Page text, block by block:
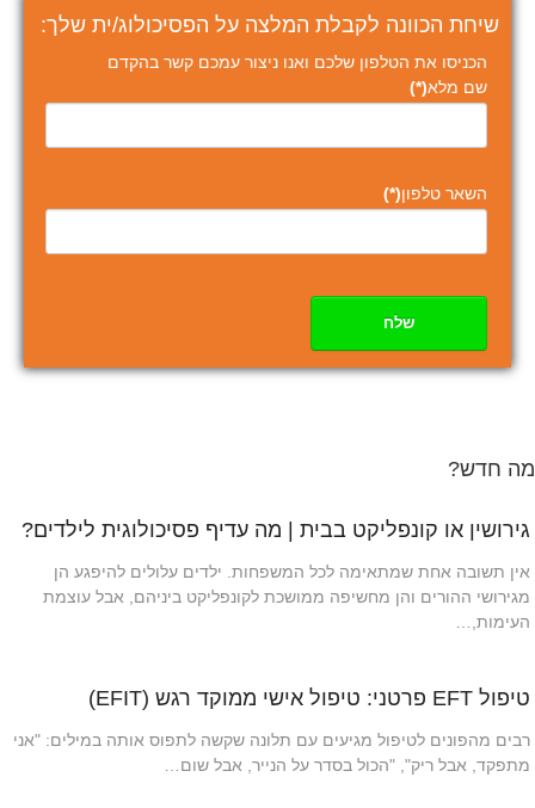
שיחת הכוונה לקבלת המלצה על הפסיכולוג/ית שלך:
הכניסו את הטלפון שלכם ואנו ניצור עמכם קשר בהקדם
שם מלא(*)
השאר טלפון(*)
שלח
מה חדש?
גירושין או קונפליקט בבית | מה עדיף פסיכולוגית לילדים?
אין תשובה אחת שמתאימה לכל המשפחות. ילדים עלולים להיפגע הן
מגירושי ההורים והן מחשיפה ממושכת לקונפליקט ביניהם, אבל עוצמת
העימות,…
טיפול EFT פרטני: טיפול אישי ממוקד רגש (EFIT)
רבים מהפונים לטיפול מגיעים עם תלונה שקשה לתפוס אותה במילים: "אני
מתפקד, אבל ריק", "הכול בסדר על הנייר, אבל שום…